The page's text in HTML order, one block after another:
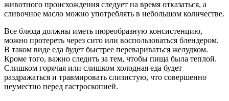
животного происхождения следует на время отказаться, а
сливочное масло можно употреблять в небольшом количестве.
Все блюда должны иметь пюреобразную консистенцию,
можно протереть через сито или воспользоваться блендером.
В таком виде еда будет быстрее перевариваться желудком.
Кроме того, важно следить за тем, чтобы пища была теплой.
Слишком горячая или слишком холодная еда будет
раздражаться и травмировать слизистую, что совершенно
неуместно перед гастроскопией.